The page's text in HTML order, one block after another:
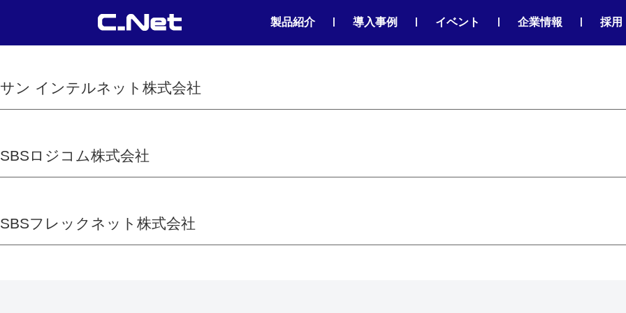
製品紹介 | 導入事例 | イベント | 企業情報 | 採用
サン インテルネット株式会社
SBSロジコム株式会社
SBSフレックネット株式会社